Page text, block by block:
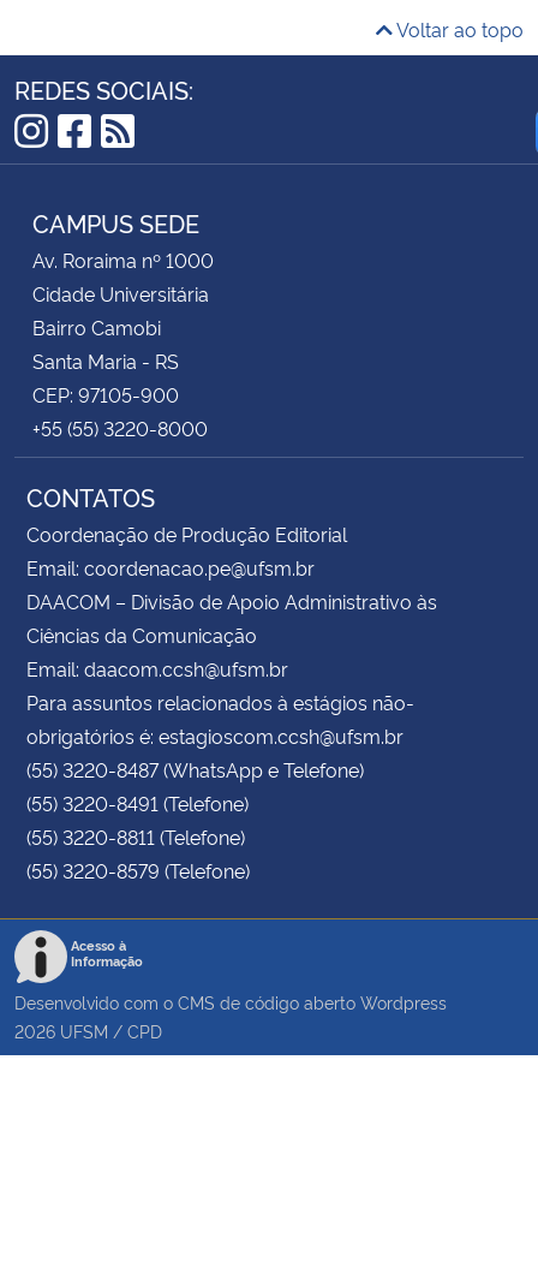
Voltar ao topo
REDES SOCIAIS:
Instagram
Facebook
RSS
CAMPUS SEDE
Av. Roraima nº 1000
Cidade Universitária
Bairro Camobi
Santa Maria - RS
CEP: 97105-900
+55 (55) 3220-8000
CONTATOS
Coordenação de Produção Editorial
Email: coordenacao.pe@ufsm.br
DAACOM – Divisão de Apoio Administrativo às
Ciências da Comunicação
Email: daacom.ccsh@ufsm.br
Para assuntos relacionados à estágios não-
obrigatórios é: estagioscom.ccsh@ufsm.br
(55) 3220-8487 (WhatsApp e Telefone)
(55) 3220-8491 (Telefone)
(55) 3220-8811 (Telefone)
(55) 3220-8579 (Telefone)
Acesso à
Informação
Desenvolvido com o CMS de código aberto Wordpress
2026 UFSM / CPD